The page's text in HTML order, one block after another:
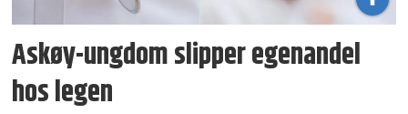
Askøy-ungdom slipper egenandel
hos legen